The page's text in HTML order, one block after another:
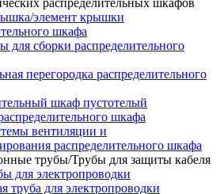
распределительных шкафов
элемент крышки
шкафа
для сборки распределительного
перегородка распределительного
шкаф пустотелый
шкафа
вентиляции и
распределительного шкафа
трубы/Трубы для защиты кабеля
для электропроводки
труба для электропроводки